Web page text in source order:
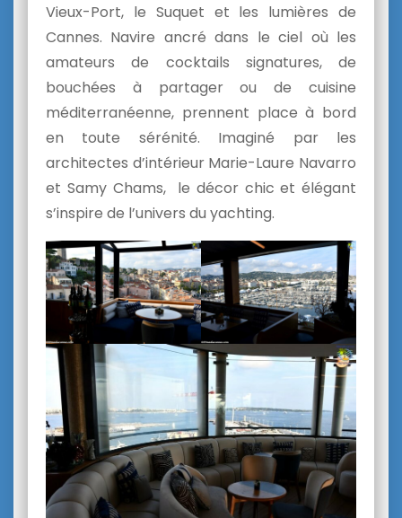
Vieux-Port, le Suquet et les lumières de
Cannes. Navire ancré dans le ciel où les
amateurs de cocktails signatures, de
bouchées à partager ou de cuisine
méditerranéenne, prennent place à bord
en toute sérénité. Imaginé par les
architectes d’intérieur Marie-Laure Navarro
et Samy Chams, le décor chic et élégant
s’inspire de l’univers du yachting.